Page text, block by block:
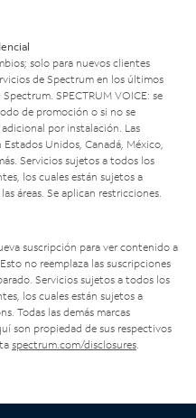
solo para nuevos clientes
de Spectrum en los últimos
SPECTRUM VOICE: se
de promoción o si no se
por instalación. Las
Unidos, Canadá, México,
Servicios sujetos a todos los
los cuales están sujetos a
áreas. Se aplican restricciones.
suscripción para ver contenido a
no reemplaza las suscripciones
Servicios sujetos a todos los
los cuales están sujetos a
Todas las demás marcas
son propiedad de sus respectivos
spectrum.com/disclosures